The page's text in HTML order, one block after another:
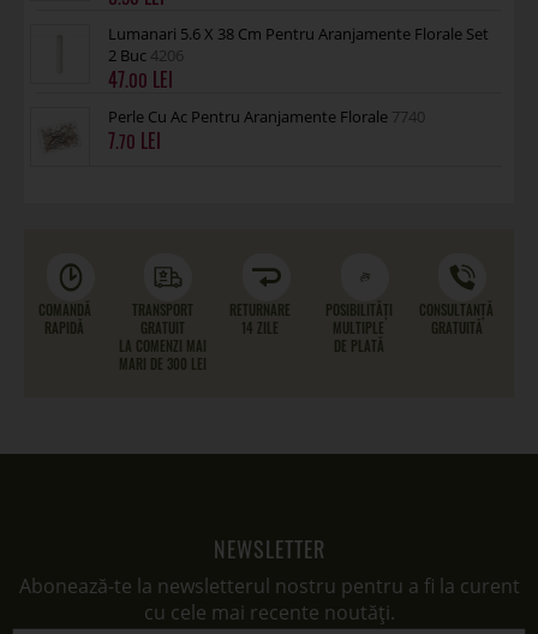
Lumanari 5.6 X 38 Cm Pentru Aranjamente Florale Set
2 Buc 4206
47.00
Perle Cu Ac Pentru Aranjamente Florale 7740
7.70
COMANDĂ
RAPIDĂ
TRANSPORT
GRATUIT
LA COMENZI MAI
MARI DE 300 LEI
RETURNARE
14 ZILE
POSIBILITĂȚI
MULTIPLE
DE PLATĂ
CONSULTANȚĂ
GRATUITĂ
NEWSLETTER
Abonează-te la newsletterul nostru pentru a fi la curent
cu cele mai recente noutăți.